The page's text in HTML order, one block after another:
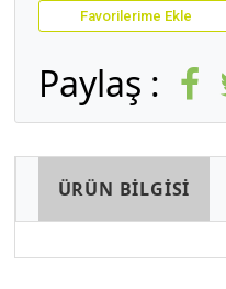
Favorilerime Ekle
Paylaş :
ÜRÜN BİLGİSİ